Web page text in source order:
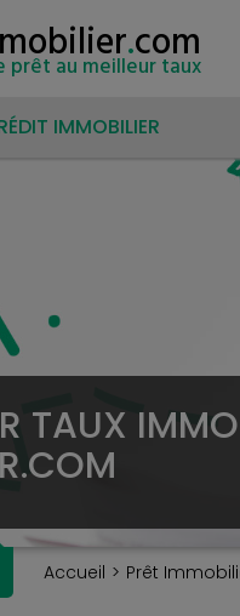
.com
prêt au meilleur taux
IMMOBILIER
TAUX
Accueil Prêt